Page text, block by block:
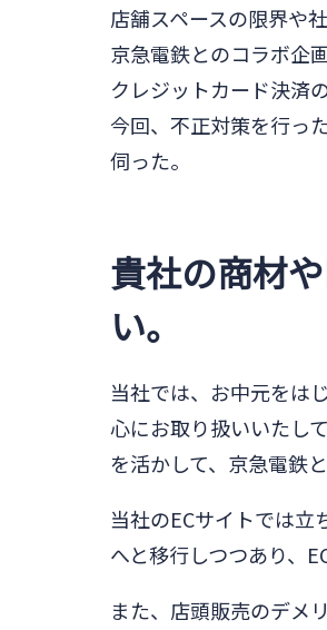
店舗スペースの限界や
京急電鉄とのコラボ企
クレジットカード決済
今回、不正対策を行っ
伺った。
貴社の商材
い。
当社では、お中元をは
心にお取り扱いいたし
を活かして、京急電鉄
当社のECサイトでは
へと移行しつつあり、
また、店頭販売のデメ